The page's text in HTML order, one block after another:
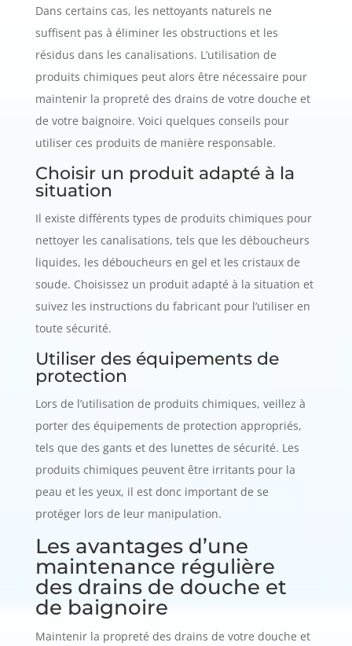
Dans certains cas, les nettoyants naturels ne
suffisent pas à éliminer les obstructions et les
résidus dans les canalisations. L’utilisation de
produits chimiques peut alors être nécessaire pour
maintenir la propreté des drains de votre douche et
de votre baignoire. Voici quelques conseils pour
utiliser ces produits de manière responsable.
Choisir un produit adapté à la
situation
Il existe différents types de produits chimiques pour
nettoyer les canalisations, tels que les déboucheurs
liquides, les déboucheurs en gel et les cristaux de
soude. Choisissez un produit adapté à la situation et
suivez les instructions du fabricant pour l’utiliser en
toute sécurité.
Utiliser des équipements de
protection
Lors de l’utilisation de produits chimiques, veillez à
porter des équipements de protection appropriés,
tels que des gants et des lunettes de sécurité. Les
produits chimiques peuvent être irritants pour la
peau et les yeux, il est donc important de se
protéger lors de leur manipulation.
Les avantages d’une
maintenance régulière
des drains de douche et
de baignoire
Maintenir la propreté des drains de votre douche et